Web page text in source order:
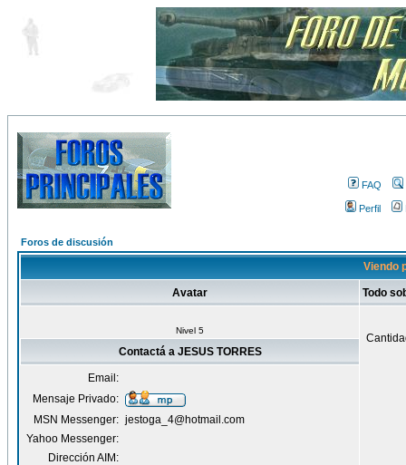
FAQ
Perfil
Foros de discusión
Viendo
Avatar Todo
Nivel 5
Contactá a JESUS TORRES
Email:
Mensaje Privado:
MSN Messenger: jestoga_4@hotmail.com
Yahoo Messenger:
Dirección AIM: